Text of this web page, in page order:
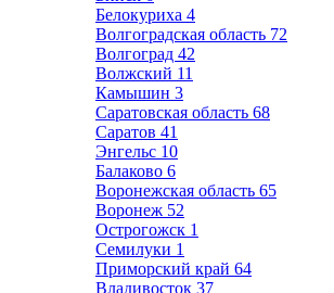
Белокуриха 4
Волгоградская область 72
Волгоград 42
Волжский 11
Камышин 3
Саратовская область 68
Саратов 41
Энгельс 10
Балаково 6
Воронежская область 65
Воронеж 52
Острогожск 1
Семилуки 1
Приморский край 64
Владивосток 37